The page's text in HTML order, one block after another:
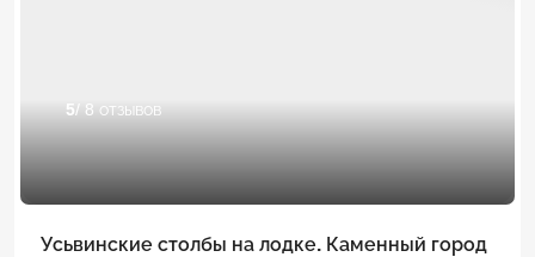
5/ 8 отзывов
Усьвинские столбы на лодке. Каменный город